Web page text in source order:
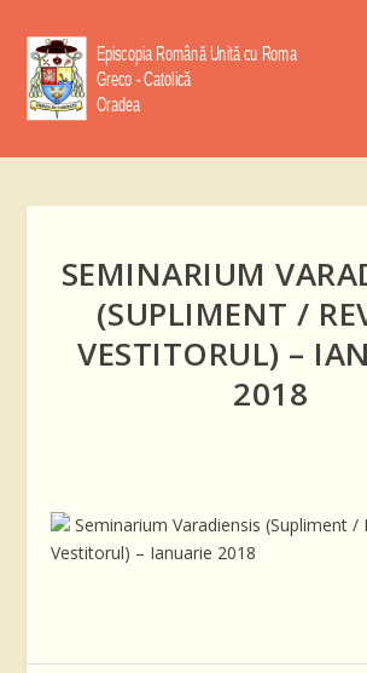
SEMINARIUM
(SUPLIMENT /
VESTITORUL) –
2018
Seminarium Varadiensis (Supliment /
Vestitorul) – Ianuarie 2018